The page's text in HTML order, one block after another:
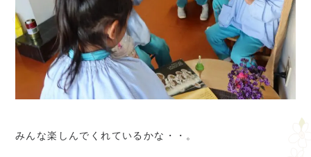
みんな楽しんでくれているかな・・。